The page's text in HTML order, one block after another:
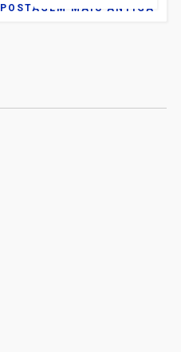
POSTAGEM MAIS ANTIGA